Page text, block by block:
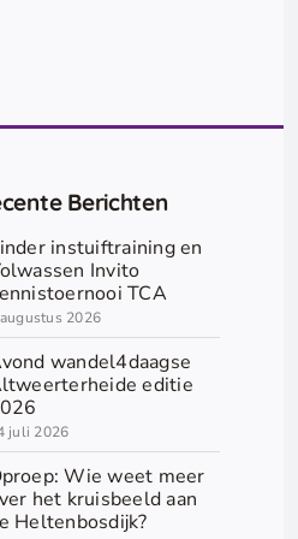
Berichten
instuiftraining en
Invito
TCA
2026
wandel4daagse
editie
juli 2026
Wie weet meer
het kruisbeeld aan
Heltenbosdijk?